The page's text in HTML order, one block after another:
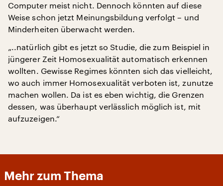
Computer meist nicht. Dennoch könnten auf diese
Weise schon jetzt Meinungsbildung verfolgt – und
Minderheiten überwacht werden.
„..natürlich gibt es jetzt so Studie, die zum Beispiel in
jüngerer Zeit Homosexualität automatisch erkennen
wollten. Gewisse Regimes könnten sich das vielleicht,
wo auch immer Homosexualität verboten ist, zunutze
machen wollen. Da ist es eben wichtig, die Grenzen
dessen, was überhaupt verlässlich möglich ist, mit
aufzuzeigen.“
Mehr zum Thema